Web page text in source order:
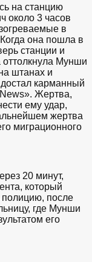
на станцию
около 3 часов
в
она пошла в
станции и
Мунши
штанах и
карманный
Жертва,
ему удар,
жертва
миграционного
20 минут,
который
полицию, после
где Мунши
его